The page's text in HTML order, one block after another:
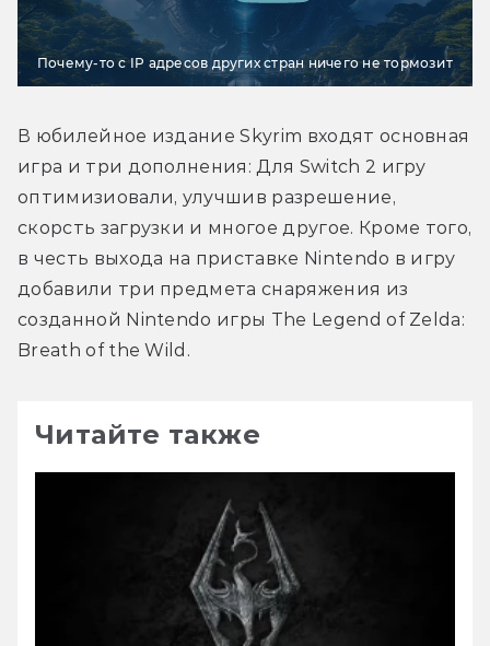
Почему-то с IP адресов других стран ничего не тормозит
В юбилейное издание Skyrim входят основная
игра и три дополнения: Для Switch 2 игру
оптимизиовали, улучшив разрешение,
скорсть загрузки и многое другое. Кроме того,
в честь выхода на приставке Nintendo в игру
добавили три предмета снаряжения из
созданной Nintendo игры The Legend of Zelda:
Breath of the Wild.
Читайте также